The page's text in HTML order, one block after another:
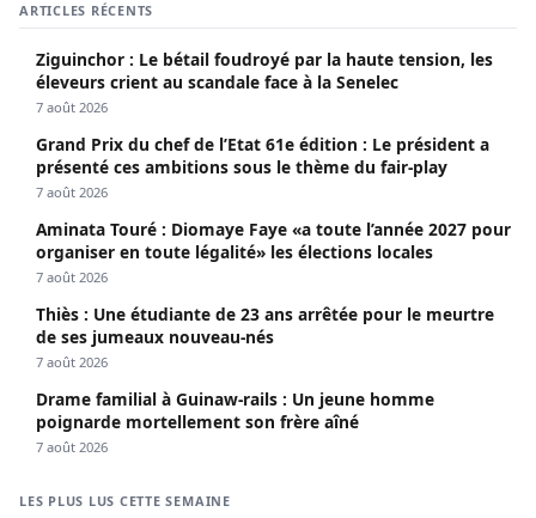
ARTICLES RÉCENTS
Ziguinchor : Le bétail foudroyé par la haute tension, les
éleveurs crient au scandale face à la Senelec
7 août 2026
Grand Prix du chef de l’Etat 61e édition : Le président a
présenté ces ambitions sous le thème du fair-play
7 août 2026
Aminata Touré : Diomaye Faye «a toute l’année 2027 pour
organiser en toute légalité» les élections locales
7 août 2026
Thiès : Une étudiante de 23 ans arrêtée pour le meurtre
de ses jumeaux nouveau-nés
7 août 2026
Drame familial à Guinaw-rails : Un jeune homme
poignarde mortellement son frère aîné
7 août 2026
LES PLUS LUS CETTE SEMAINE